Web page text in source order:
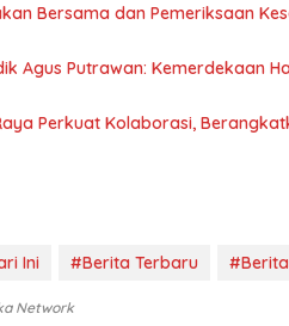
Bersama dan Pemeriksaan
Agus Putrawan: Kemerdekaan
Perkuat Kolaborasi,
Ini #Berita Terbaru
Network